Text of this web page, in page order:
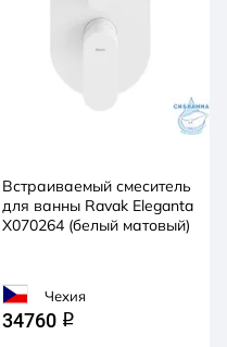
Встраиваемый смеситель
для ванны Ravak Eleganta
X070264 (белый матовый)
Чехия
34760 q